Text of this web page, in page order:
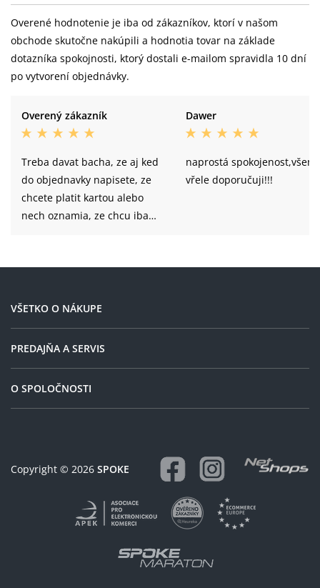
Overené hodnotenie je iba od zákazníkov, ktorí v našom
obchode skutočne nakúpili a hodnotia tovar na základe
dotazníka spokojnosti, ktorý dostali e-mailom spravidla 10 dní
po vytvorení objednávky.
Overený zákazník
Treba davat bacha, ze aj ked
do objednavky napisete, ze
chcete platit kartou alebo
nech oznamia, ze chcu iba
Slovenske posty a trval na
bike musel nechat na poste,
Skor je to chyba posty.
Dawer
naprostá spokojenost,všem
vřele doporučuji!!!
VŠETKO O NÁKUPE
PREDAJŇA A SERVIS
O SPOLOČNOSTI
Copyright © 2026 SPOKE